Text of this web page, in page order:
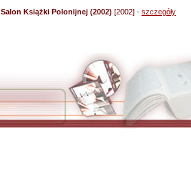
Salon Książki Polonijnej (2002) [2002] - szczegóły